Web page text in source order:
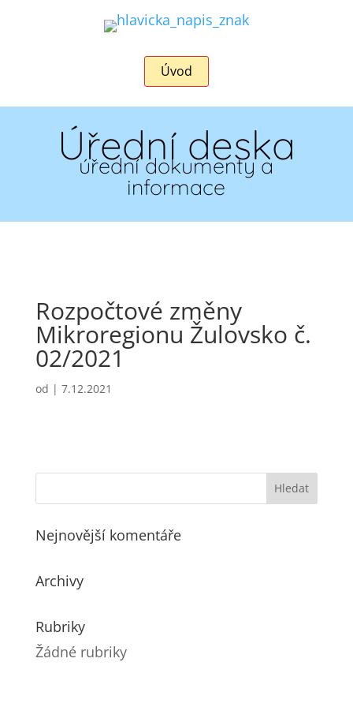
Úvod
Úřední deska
úřední dokumenty a
informace
Rozpočtové změny
Mikroregionu Žulovsko č.
02/2021
od | 7.12.2021
Nejnovější komentáře
Archivy
Rubriky
Žádné rubriky